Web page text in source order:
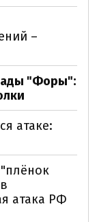
–
"Форы":
атаке:
атака РФ